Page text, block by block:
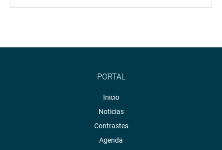
PORTAL
Inicio
Noticias
Contrastes
Agenda